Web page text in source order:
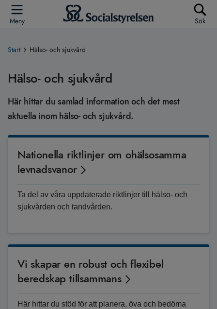
Meny Sök
Start Hälso- och sjukvård
Hälso- och sjukvård
Här hittar du samlad information och det mest
aktuella inom hälso- och sjukvård.
Nationella riktlinjer om ohälsosamma
levnadsvanor
Ta del av våra uppdaterade riktlinjer till hälso- och
sjukvården och tandvården.
Vi skapar en robust och flexibel
beredskap tillsammans
Här hittar du stöd för att planera, öva och bedöma